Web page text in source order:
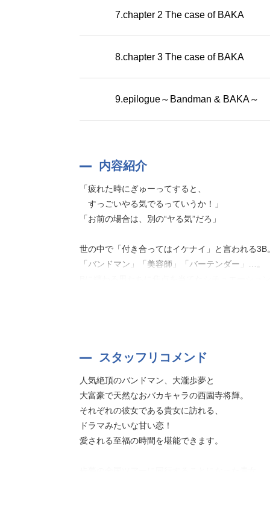
7.chapter 2 The case of BAKA
8.chapter 3 The case of BAKA
9.epilogue～Bandman & BAKA～
内容紹介
「疲れた時にぎゅーってすると、
すっごいやる気でるっていうか！」
「お前の場合は、別の“ヤる気”だろ」
世の中で「付き合ってはイケナイ」と言われる3B。
「バンドマン」「美容師」「バーテンダー」…。
Bに纏わる男たちに焦点を当てたシチュエーショ
『BBB-Honeylip-』シリーズでは、『BBB-
第1巻では、「バンドマン」と「バカ」、それぞ
キャラクターイラスト：クリエイティブハウスポ
パッケージデザイン：まるいハコ
全編シナリオ：七原みさ
スタッフリコメンド
人気絶頂のバンドマン、大瀧歩夢と
大富豪で天然なおバカキャラの西園寺将輝。
それぞれの彼女である貴女に訪れる、
ドラマみたいな甘い恋！
愛される至福の時間を堪能できます。